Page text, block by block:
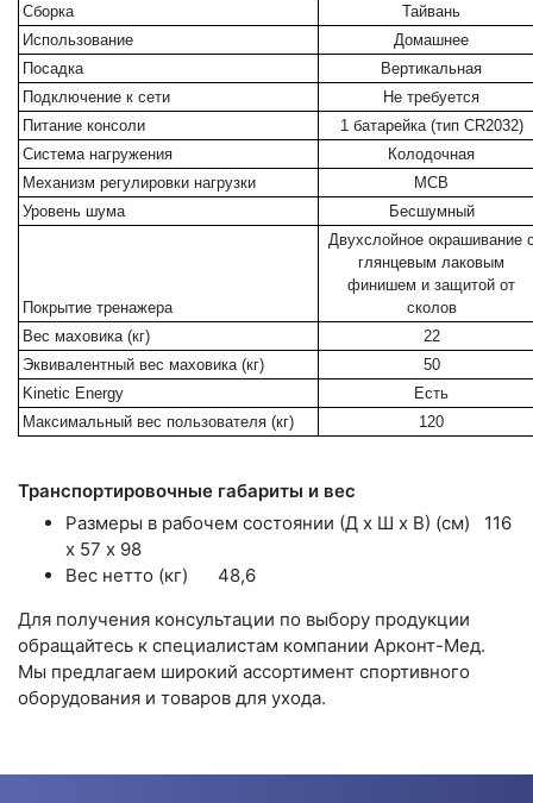
Сборка
Тайвань
Использование
Домашнее
Посадка
Вертикальная
Подключение к сети
Не требуется
Питание консоли
1 батарейка (тип CR2032)
Система нагружения
Колодочная
Механизм регулировки нагрузки
MCB
Уровень шума
Бесшумный
Покрытие тренажера
Двухслойное окрашивание
глянцевым лаковым
финишем и защитой от
сколов
Вес маховика (кг)
22
Эквивалентный вес маховика (кг)
50
Kinetic Energy
Есть
Максимальный вес пользователя (кг)
120
Транспортировочные габариты и вес
Размеры в рабочем состоянии (Д х Ш х В) (см)
116
х 57 х 98
Вес нетто (кг)
48,6
Для получения консультации по выбору продукции
обращайтесь к специалистам компании Арконт-Мед.
Мы предлагаем широкий ассортимент спортивного
оборудования и товаров для ухода.